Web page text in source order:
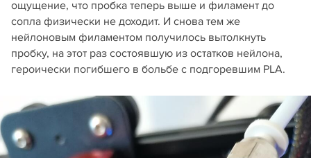
ощущение, что пробка теперь выше и филамент до
сопла физически не доходит. И снова тем же
нейлоновым филаментом получилось вытолкнуть
пробку, на этот раз состоявшую из остатков нейлона,
героически погибшего в больбе с подгоревшим PLA.